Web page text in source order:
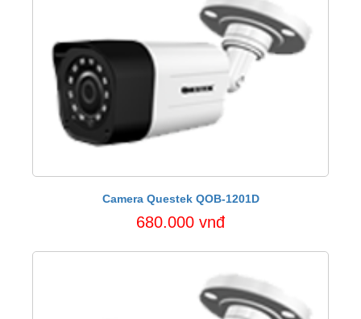
Camera Questek QOB-1201D
680.000 vnđ